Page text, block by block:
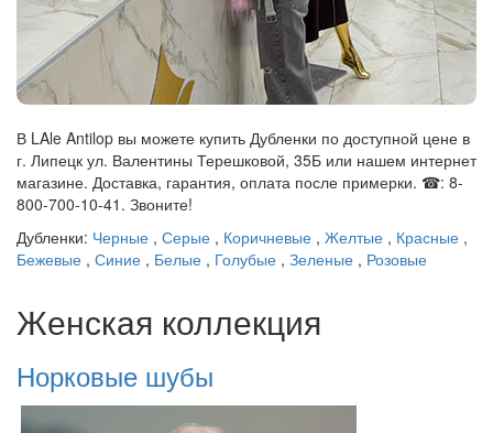
В LAle Antilop вы можете купить Дубленки по доступной цене в
г. Липецк ул. Валентины Терешковой, 35Б или нашем интернет
магазине. Доставка, гарантия, оплата после примерки. ☎: 8-
800-700-10-41. Звоните!
Дубленки: Черные , Серые , Коричневые , Желтые , Красные ,
Бежевые , Синие , Белые , Голубые , Зеленые , Розовые
Женская коллекция
Норковые шубы